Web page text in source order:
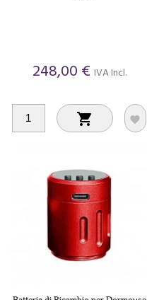
248,00 € IVA Incl.
 